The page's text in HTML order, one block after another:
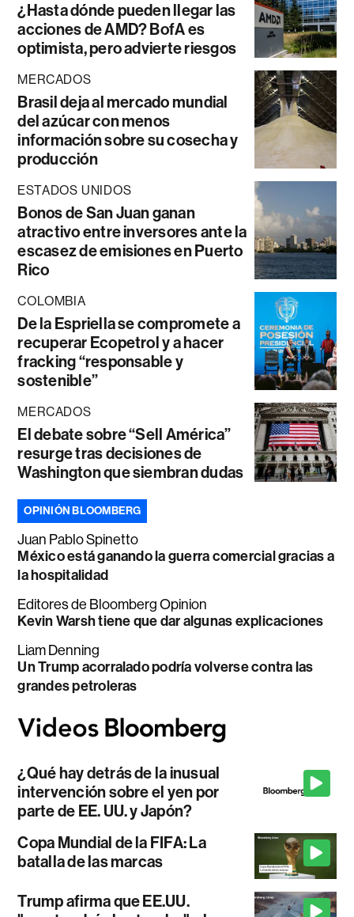
¿Hasta dónde pueden llegar las
acciones de AMD? BofA es
optimista, pero advierte riesgos
MERCADOS
Brasil deja al mercado mundial
del azúcar con menos
información sobre su cosecha y
producción
ESTADOS UNIDOS
Bonos de San Juan ganan
atractivo entre inversores ante la
escasez de emisiones en Puerto
Rico
COLOMBIA
De la Espriella se compromete a
recuperar Ecopetrol y a hacer
fracking “responsable y
sostenible”
MERCADOS
El debate sobre “Sell América”
resurge tras decisiones de
Washington que siembran dudas
OPINIÓN BLOOMBERG
Juan Pablo Spinetto
México está ganando la guerra comercial gracias a
la hospitalidad
Editores de Bloomberg Opinion
Kevin Warsh tiene que dar algunas explicaciones
Liam Denning
Un Trump acorralado podría volverse contra las
grandes petroleras
¿Qué hay detrás de la inusual
intervención sobre el yen por
parte de EE. UU. y Japón?
Copa Mundial de la FIFA: La
batalla de las marcas
Trump afirma que EE.UU.